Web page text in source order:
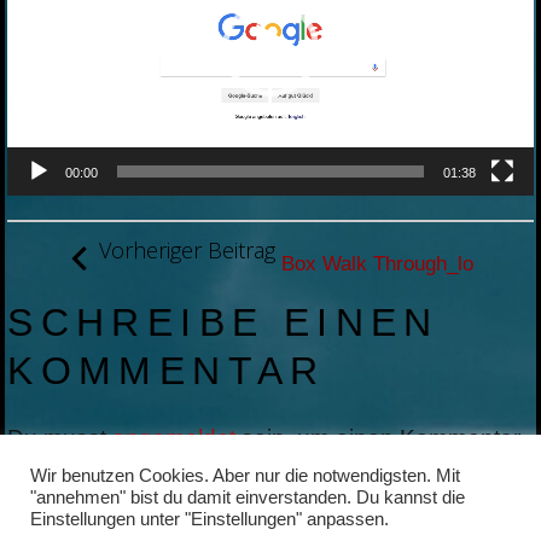
00:00 01:38
BEITRAGSNAVIGATION
Vorheriger BeitragBox Walk Through_lo
SCHREIBE EINEN
KOMMENTAR
Du musstangemeldetsein, um einen Kommentar
abzugeben.
Wir benutzen Cookies. Aber nur die notwendigsten. Mit
"annehmen" bist du damit einverstanden. Du kannst die
Einstellungen unter "Einstellungen" anpassen.